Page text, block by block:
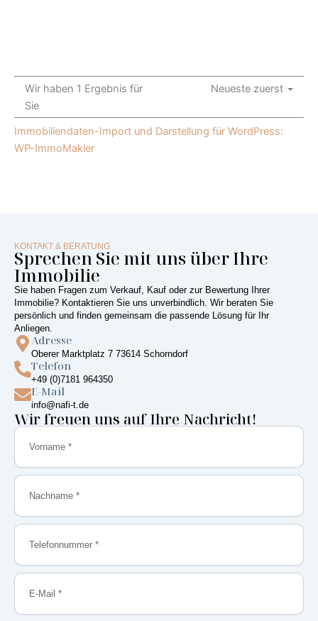
Wir haben 1 Ergebnis für
Sie
Neueste zuerst
Immobiliendaten-Import und Darstellung für WordPress:
WP-ImmoMakler
KONTAKT & BERATUNG
Sprechen Sie mit uns über Ihre
Immobilie
Sie haben Fragen zum Verkauf, Kauf oder zur Bewertung Ihrer
Immobilie? Kontaktieren Sie uns unverbindlich. Wir beraten Sie
persönlich und finden gemeinsam die passende Lösung für Ihr
Anliegen.
Adresse
Oberer Marktplatz 7 73614 Schorndorf
Telefon
+49 (0)7181 964350
E-Mail
info@nafi-t.de
Wir freuen uns auf Ihre Nachricht!
Vorname
Nachname
Telefonnummer
E-
Mail